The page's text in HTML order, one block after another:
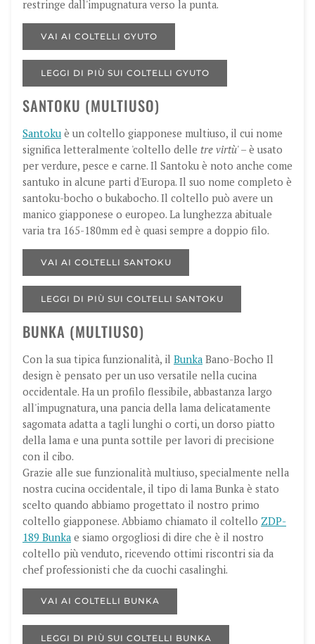
restringe dall'impugnatura verso la punta.
VAI AI COLTELLI GYUTO
LEGGI DI PIÙ SUI COLTELLI GYUTO
SANTOKU (MULTIUSO)
Santoku è un coltello giapponese multiuso, il cui nome
significa letteralmente 'coltello delle tre virtù' – è usato
per verdure, pesce e carne. Il Santoku è noto anche come
santuko in alcune parti d'Europa. Il suo nome completo è
santoku-bocho o bukabocho. Il coltello può avere un
manico giapponese o europeo. La lunghezza abituale
varia tra 165-180mm ed è quasi sempre a doppio filo.
VAI AI COLTELLI SANTOKU
LEGGI DI PIÙ SUI COLTELLI SANTOKU
BUNKA (MULTIUSO)
Con la sua tipica funzionalità, il Bunka Bano-Bocho Il
design è pensato per un uso versatile nella cucina
occidentale. Ha un profilo flessibile, abbastanza largo
all'impugnatura, una pancia della lama delicatamente
sagomata adatta a tagli lunghi o corti, un dorso piatto
della lama e una punta sottile per lavori di precisione
con il cibo.
Grazie alle sue funzionalità multiuso, specialmente nella
nostra cucina occidentale, il tipo di lama Bunka è stato
scelto quando abbiamo progettato il nostro primo
coltello giapponese. Abbiamo chiamato il coltello ZDP-
189 Bunka e siamo orgogliosi di dire che è il nostro
coltello più venduto, ricevendo ottimi riscontri sia da
chef professionisti che da cuochi casalinghi.
VAI AI COLTELLI BUNKA
LEGGI DI PIÙ SUI COLTELLI BUNKA